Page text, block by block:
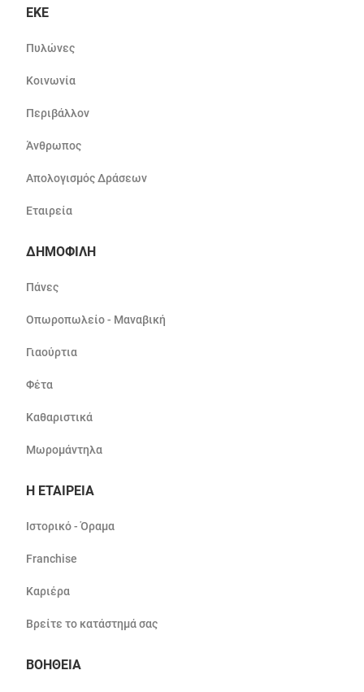
ΕΚΕ
Πυλώνες
Κοινωνία
Περιβάλλον
Άνθρωπος
Απολογισμός Δράσεων
Εταιρεία
ΔΗΜΟΦΙΛΗ
Πάνες
Οπωροπωλείο - Μαναβική
Γιαούρτια
Φέτα
Καθαριστικά
Μωρομάντηλα
Η ΕΤΑΙΡΕΙΑ
Ιστορικό - Όραμα
Franchise
Καριέρα
Βρείτε το κατάστημά σας
ΒΟΗΘΕΙΑ